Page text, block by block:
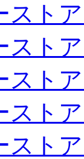
スト
スト
スト
スト
スト